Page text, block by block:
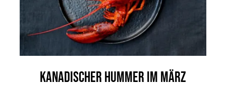
Kanadischer Hummer im März